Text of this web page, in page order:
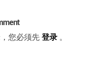
您必须先 登录 。